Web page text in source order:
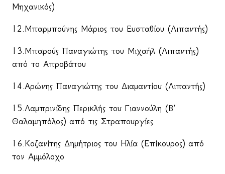
Μηχανικός)
12.Μπαρμπούνης Μάριος του Ευσταθίου (Λιπαντής)
13.Μπαρούς Παναγιώτης του Μιχαήλ (Λιπαντής)
από το Απροβάτου
14.Αρώνης Παναγιώτης του Διαμαντίου (Λιπαντής)
15.Λαμπρινίδης Περικλής του Γιαννούλη (Β΄
Θαλαμηπόλος) από τις Στραπουργίες
16.Κοζανίτης Δημήτριος του Ηλία (Επίκουρος) από
τον Αμμόλοχο